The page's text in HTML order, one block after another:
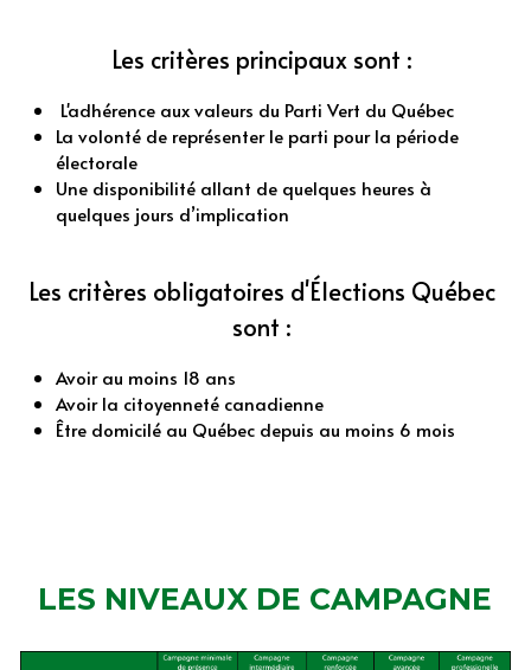
Les critères principaux sont :
L'adhérence aux valeurs du Parti Vert du Québec
La volonté de représenter le parti pour la période
électorale
Une disponibilité allant de quelques heures à
quelques jours d’implication
Les critères obligatoires d'Élections Québec
sont :
Avoir au moins 18 ans
Avoir la citoyenneté canadienne
Être domicilé au Québec depuis au moins 6 mois
LES NIVEAUX DE CAMPAGNE